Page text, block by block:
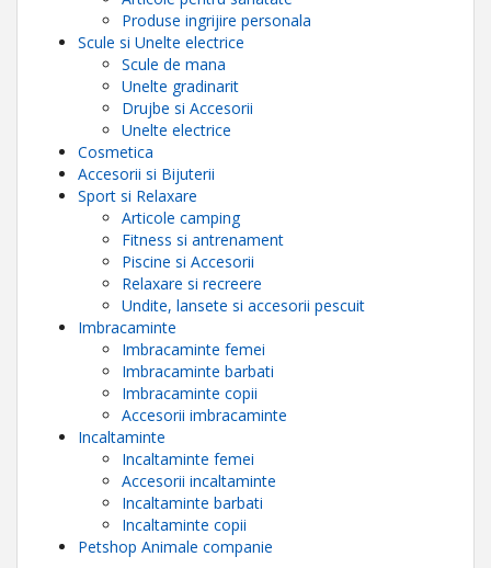
Produse ingrijire personala
Scule si Unelte electrice
Scule de mana
Unelte gradinarit
Drujbe si Accesorii
Unelte electrice
Cosmetica
Accesorii si Bijuterii
Sport si Relaxare
Articole camping
Fitness si antrenament
Piscine si Accesorii
Relaxare si recreere
Undite, lansete si accesorii pescuit
Imbracaminte
Imbracaminte femei
Imbracaminte barbati
Imbracaminte copii
Accesorii imbracaminte
Incaltaminte
Incaltaminte femei
Accesorii incaltaminte
Incaltaminte barbati
Incaltaminte copii
Petshop Animale companie